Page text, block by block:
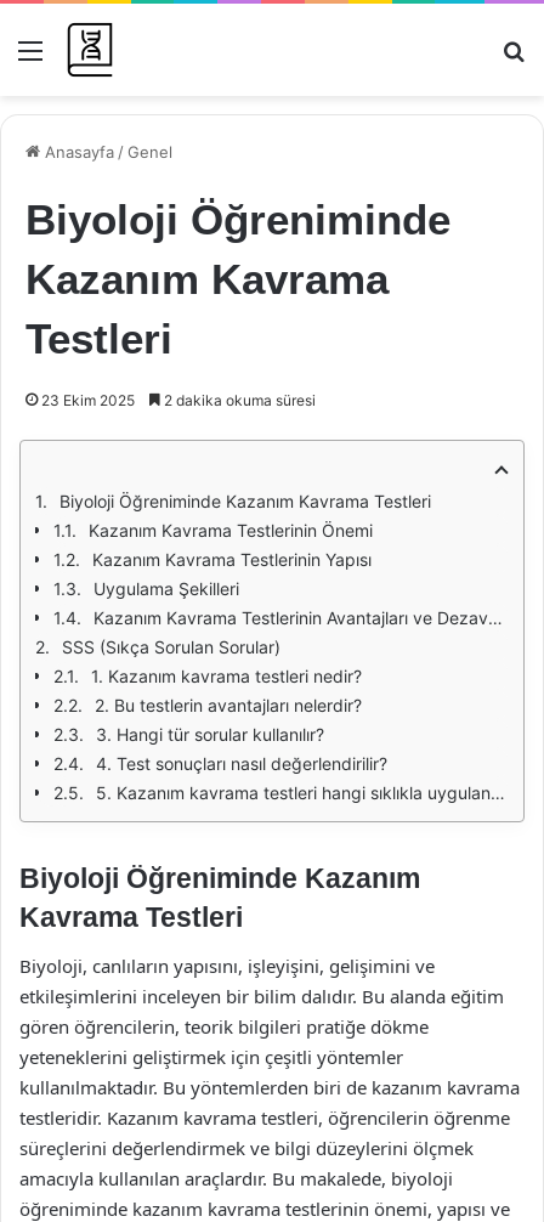
Menü
Anasayfa /Genel
Biyoloji Öğreniminde
Kazanım Kavrama
Testleri
23 Ekim 2025 2 dakika okuma süresi
Biyoloji Öğreniminde Kazanım Kavrama Testleri
Kazanım Kavrama Testlerinin Önemi
Kazanım Kavrama Testlerinin Yapısı
Uygulama Şekilleri
Kazanım Kavrama Testlerinin Avantajları ve Dezavantajları
SSS (Sıkça Sorulan Sorular)
1. Kazanım kavrama testleri nedir?
2. Bu testlerin avantajları nelerdir?
3. Hangi tür sorular kullanılır?
4. Test sonuçları nasıl değerlendirilir?
5. Kazanım kavrama testleri hangi sıklıkla uygulanmalıdır?
Biyoloji Öğreniminde Kazanım
Kavrama Testleri
Biyoloji, canlıların yapısını, işleyişini, gelişimini ve
etkileşimlerini inceleyen bir bilim dalıdır. Bu alanda eğitim
gören öğrencilerin, teorik bilgileri pratiğe dökme
yeteneklerini geliştirmek için çeşitli yöntemler
kullanılmaktadır. Bu yöntemlerden biri de kazanım kavrama
testleridir. Kazanım kavrama testleri, öğrencilerin öğrenme
süreçlerini değerlendirmek ve bilgi düzeylerini ölçmek
amacıyla kullanılan araçlardır. Bu makalede, biyoloji
öğreniminde kazanım kavrama testlerinin önemi, yapısı ve